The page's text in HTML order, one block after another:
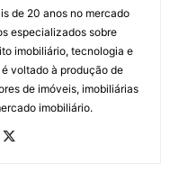
de 20 anos no mercado
especializados sobre
imobiliário, tecnologia e
voltado à produção de
de imóveis, imobiliárias
imobiliário.